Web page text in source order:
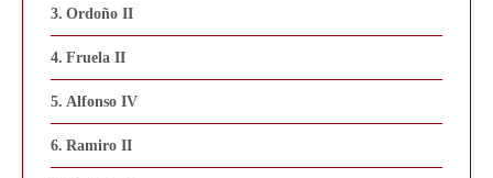
Ordoño II
Fruela II
Alfonso IV
Ramiro II